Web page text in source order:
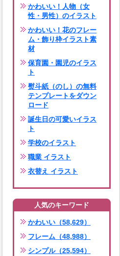
かわいい！人物（女
性・男性）のイラスト
かわいい！花のフレー
ム・飾り枠イラスト素
材
保育園・園児のイラス
ト
熨斗紙（のし）の無料
テンプレートをダウン
ロード
誕生日の可愛いイラス
ト
学校のイラスト
職業 イラスト
衣替え イラスト
人気のキーワード
かわいい（58,629）
フレーム（48,988）
シンプル（25,594）